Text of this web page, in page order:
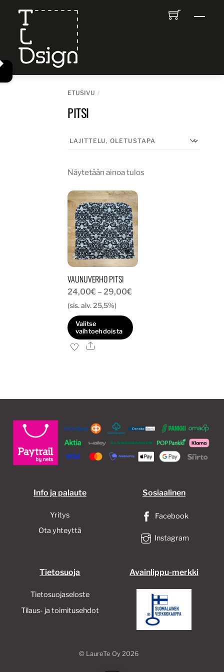
content
ETUSIVU
PITSI
Näytetään ainoa tulos
VAUNUVERHO PITSI
24,00€ – 29,00€
29,00€
(sis. alv. 25,5%)
Valitse
vaihtoehdoista
Tällä
muunnelma.
tehdä
valinnat
tuotteen
Ale
Info ja palaute
Yritys
Ota yhteyttä
Sosiaalinen
Facebook
Instagram
Tietosuoja
Tietosuojaseloste
Tilaus- ja toimitusehdot
Avainlippu-merkki
© LaureTe Oy2026